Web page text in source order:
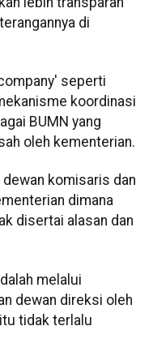
di
seperti
koordinasi
BUMN yang
oleh kementerian.
dewan komisaris dan
dimana
disertai alasan dan
melalui
dewan direksi oleh
tidak terlalu